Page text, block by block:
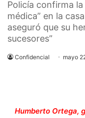
Policía confirma
médica” en la
aseguró que su
sucesores”
Confidencial mayo
Humberto Ortega,